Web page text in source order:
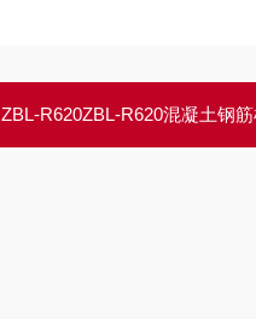
ZBL-R620ZBL-R620混凝土钢